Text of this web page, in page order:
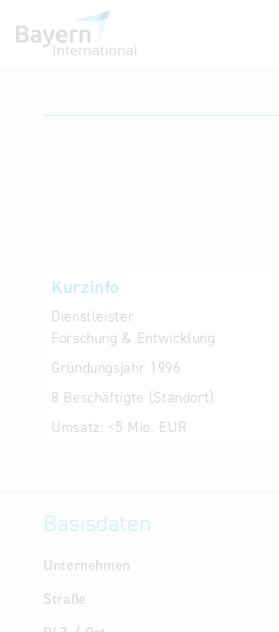
Kurzinfo
Dienstleister
Forschung & Entwicklung
Gründungsjahr 1996
8 Beschäftigte (Standort)
Umsatz: <5 Mio. EUR
Basisdaten
Unternehmen
Straße